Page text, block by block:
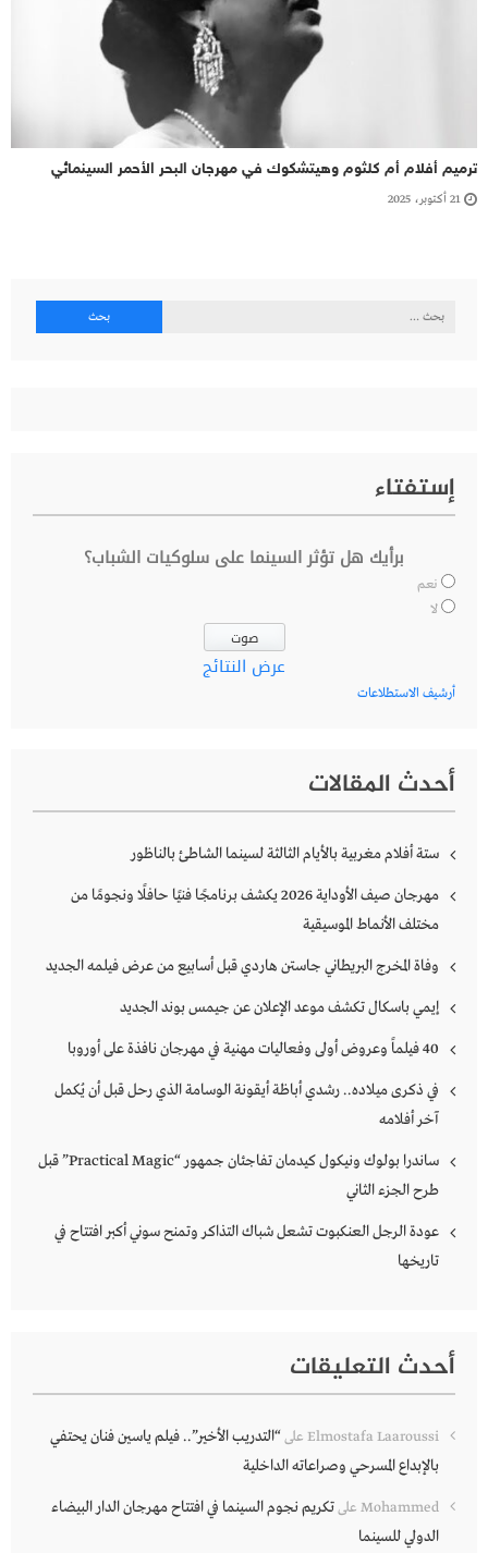
ترميم أفلام أم كلثوم وهيتشكوك في مهرجان البحر الأحمر السينمائي
21 أكتوبر، 2025
البحث
إستفتاء
برأيك هل تؤثر السينما على سلوكيات الشباب؟
نعم
لا
عرض النتائج
أرشيف الاستطلاعات
أحدث المقالات
ستة أفلام مغربية بالأيام الثالثة لسينما الشاطئ بالناظور
مهرجان صيف الأوداية 2026 يكشف برنامجًا فنيًا حافلًا ونجومًا من
مختلف الأنماط الموسيقية
وفاة المخرج البريطاني جاستن هاردي قبل أسابيع من عرض فيلمه الجديد
إيمي باسكال تكشف موعد الإعلان عن جيمس بوند الجديد
40 فيلماً وعروض أولى وفعاليات مهنية في مهرجان نافذة على أوروبا
في ذكرى ميلاده.. رشدي أباظة أيقونة الوسامة الذي رحل قبل أن يُكمل
آخر أفلامه
ساندرا بولوك ونيكول كيدمان تفاجئان جمهور “Practical Magic” قبل
طرح الجزء الثاني
عودة الرجل العنكبوت تشعل شباك التذاكر وتمنح سوني أكبر افتتاح في
تاريخها
أحدث التعليقات
Elmostafa Laaroussi على“التدريب الأخير”.. فيلم ياسين فنان يحتفي
بالإبداع المسرحي وصراعاته الداخلية
Mohammed علىتكريم نجوم السينما في افتتاح مهرجان الدار البيضاء
الدولي للسينما